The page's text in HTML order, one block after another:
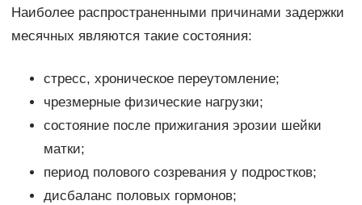
Наиболее распространенными причинами задержки
месячных являются такие состояния:
стресс, хроническое переутомление;
чрезмерные физические нагрузки;
состояние после прижигания эрозии шейки
матки;
период полового созревания у подростков;
дисбаланс половых гормонов;